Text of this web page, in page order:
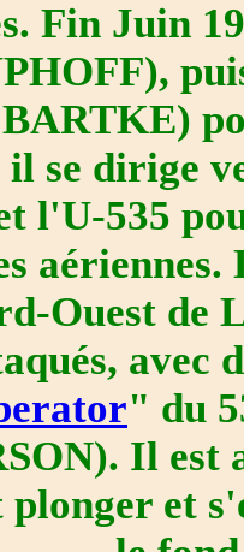
Fin Juin
se dirige
l'U-535
Ouest de
avec
" du
Il est
plonger et